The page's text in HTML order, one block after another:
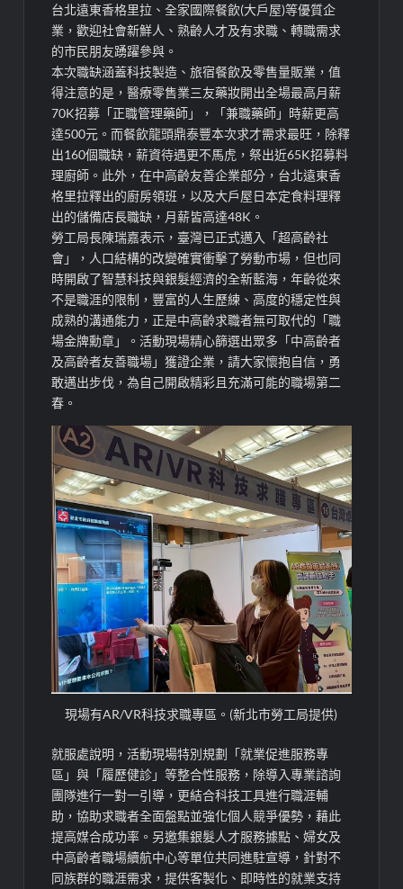
台北遠東香格里拉、全家國際餐飲(大戶屋)等優質企
業，歡迎社會新鮮人、熟齡人才及有求職、轉職需求
的市民朋友踴躍參與。
本次職缺涵蓋科技製造、旅宿餐飲及零售量販業，值
得注意的是，醫療零售業三友藥妝開出全場最高月薪
70K招募「正職管理藥師」，「兼職藥師」時薪更高
達500元。而餐飲龍頭鼎泰豐本次求才需求最旺，除釋
出160個職缺，薪資待遇更不馬虎，祭出近65K招募料
理廚師。此外，在中高齡友善企業部分，台北遠東香
格里拉釋出的廚房領班，以及大戶屋日本定食料理釋
出的儲備店長職缺，月薪皆高達48K。
勞工局長陳瑞嘉表示，臺灣已正式邁入「超高齡社
會」，人口結構的改變確實衝擊了勞動市場，但也同
時開啟了智慧科技與銀髮經濟的全新藍海，年齡從來
不是職涯的限制，豐富的人生歷練、高度的穩定性與
成熟的溝通能力，正是中高齡求職者無可取代的「職
場金牌勳章」。活動現場精心篩選出眾多「中高齡者
及高齡者友善職場」獲證企業，請大家懷抱自信，勇
敢邁出步伐，為自己開啟精彩且充滿可能的職場第二
春。
現場有AR/VR科技求職專區。(新北市勞工局提供)
就服處說明，活動現場特別規劃「就業促進服務專
區」與「履歷健診」等整合性服務，除導入專業諮詢
團隊進行一對一引導，更結合科技工具進行職涯輔
助，協助求職者全面盤點並強化個人競爭優勢，藉此
提高媒合成功率。另邀集銀髮人才服務據點、婦女及
中高齡者職場續航中心等單位共同進駐宣導，針對不
同族群的職涯需求，提供客製化、即時性的就業支持